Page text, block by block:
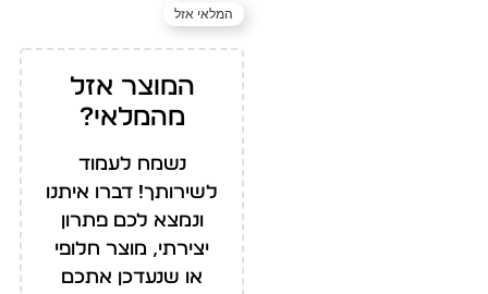
המלאי אזל
המוצר אזל
מהמלאי?
נשמח לעמוד
לשירותך! דברו איתנו
ונמצא לכם פתרון
יצירתי, מוצר חלופי
או שנעדכן אתכם